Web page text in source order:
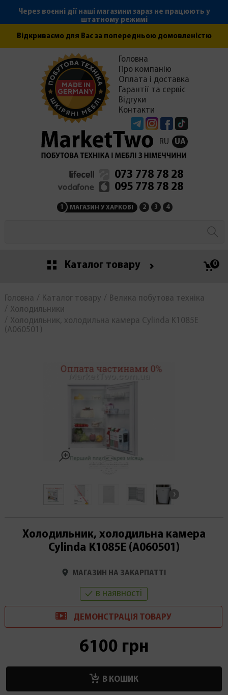
Через воєнні дії наші магазини зараз не працюють у
штатному режимі
Відкриваємо для Вас за попередньою домовленістю
TelegramInstagramFacebook
Головна
Про компанію
Оплата і доставка
Гарантії та сервіс
Відгуки
Контакти
RU UA
073 778 78 28
095 778 78 28
1 МАГАЗИН У ХАРКОВІ 2 МАГАЗИН НА
3 СЕРВІСНИЙ ЦЕНТР
4
Каталог товару 0
Головна Каталог товару
Велика побутова техніка
Холодильники
Холодильник, холодильна камера Cylinda K1085E
(А060501)
Холодильник, холодильна камера
Cylinda K1085E (А060501)
МАГАЗИН НА ЗАКАРПАТТІ
в наявності
ДЕМОНСТРАЦІЯ ТОВАРУ
6100 грн
В КОШИК